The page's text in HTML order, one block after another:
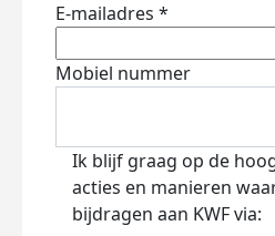
E-mailadres *
Mobiel nummer
Ik blijf graag op de
acties en manieren
bijdragen aan KWF via: